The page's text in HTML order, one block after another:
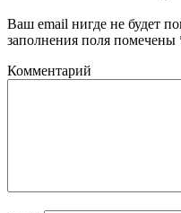
Ваш email нигде не будет
заполнения поля помечены
Комментарий